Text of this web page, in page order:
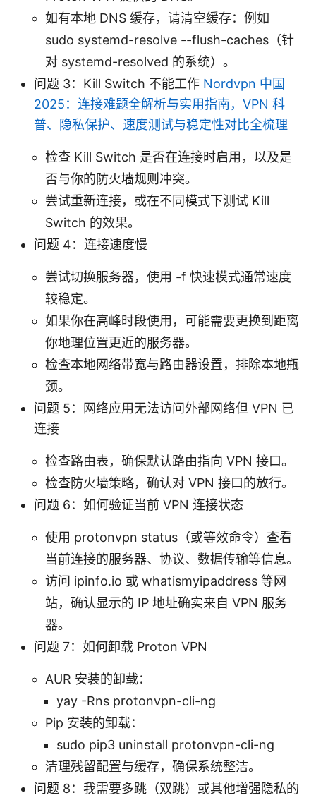
如有本地 DNS 缓存，请清空缓存：例如
sudo systemd-resolve --flush-caches（针
对 systemd-resolved 的系统）。
问题 3：Kill Switch 不能工作 Nordvpn 中国
2025：连接难题全解析与实用指南，VPN 科
普、隐私保护、速度测试与稳定性对比全梳理
检查 Kill Switch 是否在连接时启用，以及是
否与你的防火墙规则冲突。
尝试重新连接，或在不同模式下测试 Kill
Switch 的效果。
问题 4：连接速度慢
尝试切换服务器，使用 -f 快速模式通常速度
较稳定。
如果你在高峰时段使用，可能需要更换到距离
你地理位置更近的服务器。
检查本地网络带宽与路由器设置，排除本地瓶
颈。
问题 5：网络应用无法访问外部网络但 VPN 已
连接
检查路由表，确保默认路由指向 VPN 接口。
检查防火墙策略，确认对 VPN 接口的放行。
问题 6：如何验证当前 VPN 连接状态
使用 protonvpn status（或等效命令）查看
当前连接的服务器、协议、数据传输等信息。
访问 ipinfo.io 或 whatismyipaddress 等网
站，确认显示的 IP 地址确实来自 VPN 服务
器。
问题 7：如何卸载 Proton VPN
AUR 安装的卸载：
yay -Rns protonvpn-cli-ng
Pip 安装的卸载：
sudo pip3 uninstall protonvpn-cli-ng
清理残留配置与缓存，确保系统整洁。
问题 8：我需要多跳（双跳）或其他增强隐私的